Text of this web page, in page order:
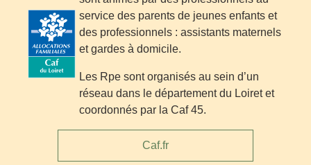
service des parents de jeunes enfants et
des professionnels : assistants maternels
et gardes à domicile.
Les Rpe sont organisés au sein d’un
réseau dans le département du Loiret et
coordonnés par la Caf 45.
Caf.fr